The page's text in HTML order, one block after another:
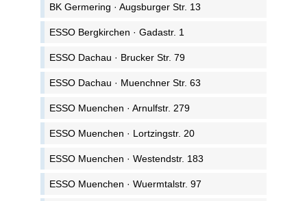
BK Germering · Augsburger Str. 13
ESSO Bergkirchen · Gadastr. 1
ESSO Dachau · Brucker Str. 79
ESSO Dachau · Muenchner Str. 63
ESSO Muenchen · Arnulfstr. 279
ESSO Muenchen · Lortzingstr. 20
ESSO Muenchen · Westendstr. 183
ESSO Muenchen · Wuermtalstr. 97